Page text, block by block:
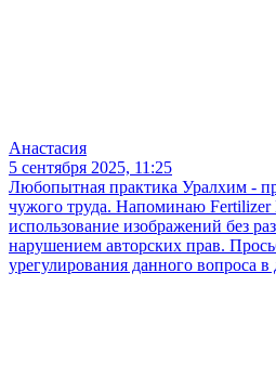
Анастасия
5 сентября 2025, 11:25
Любопытная практика Уралхим -
чужого труда. Напоминаю
использование изображений без
нарушением авторских прав.
урегулирования данного вопроса в